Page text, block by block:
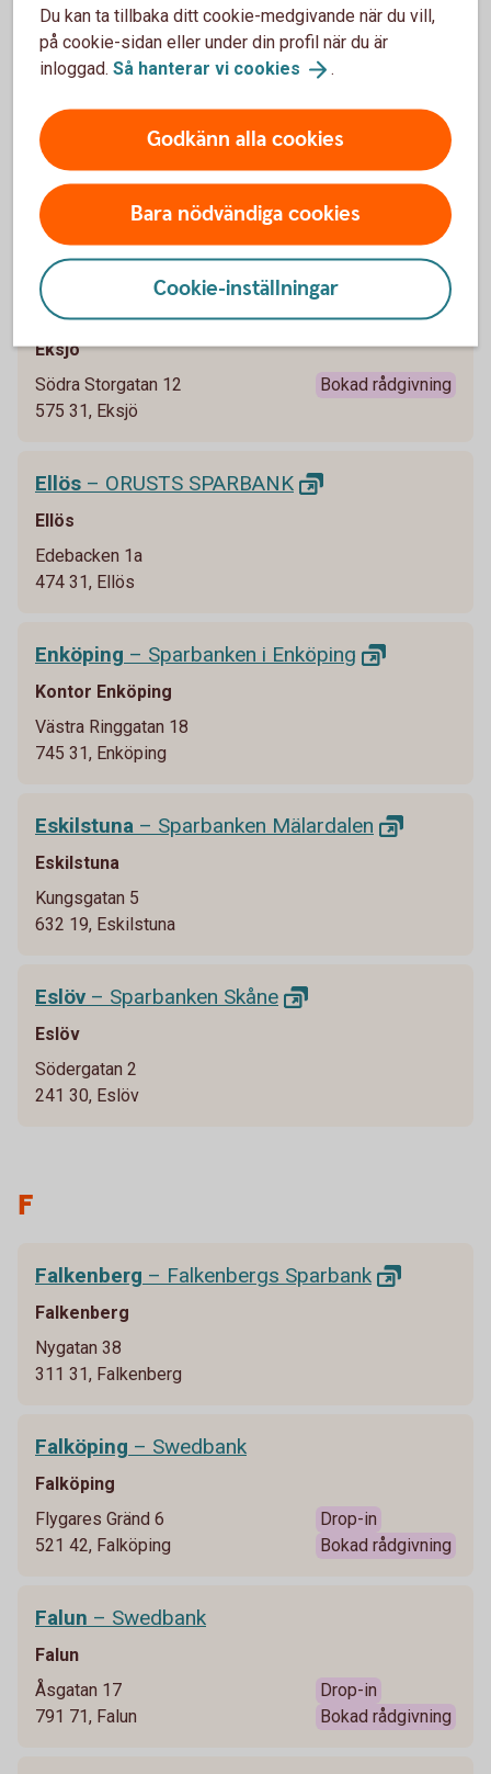
Ed
Torget 4
668 30, Ed
Edane – Westra WermlandsSparbank
Edane
Edanevägen 30
671 70, Edane
Eksjö– Swedbank
Eksjö
Södra Storgatan 12
575 31, Eksjö
Bokad rådgivning
Ellös – ORUSTS SPARBANK
Ellös
Edebacken 1a
474 31, Ellös
Enköping – Sparbanken i Enköping
Kontor Enköping
Västra Ringgatan 18
745 31, Enköping
Eskilstuna – Sparbanken Mälardalen
Eskilstuna
Kungsgatan 5
632 19, Eskilstuna
Eslöv – Sparbanken Skåne
Eslöv
Södergatan 2
241 30, Eslöv
F
Falkenberg – Falkenbergs Sparbank
Falkenberg
Nygatan 38
311 31, Falkenberg
Falköping – Swedbank
Falköping
Flygares Gränd 6
521 42, Falköping
Drop-in
Bokad rådgivning
Falun – Swedbank
Falun
Åsgatan 17
791 71, Falun
Drop-in
Bokad rådgivning
Du kan ta tillbaka ditt cookie-medgivande när du vill,
på cookie-sidan eller under din profil när du är
inloggad. Så hanterar vi cookies .
Godkänn alla cookies
Bara nödvändiga cookies
Cookie-inställningar